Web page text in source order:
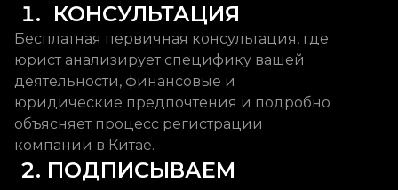
1.  КОНСУЛЬТАЦИЯ
Бесплатная первичная консультация, где
юрист анализирует специфику вашей
деятельности, финансовые и
юридические предпочтения и подробно
объясняет процесс регистрации
компании в Китае.